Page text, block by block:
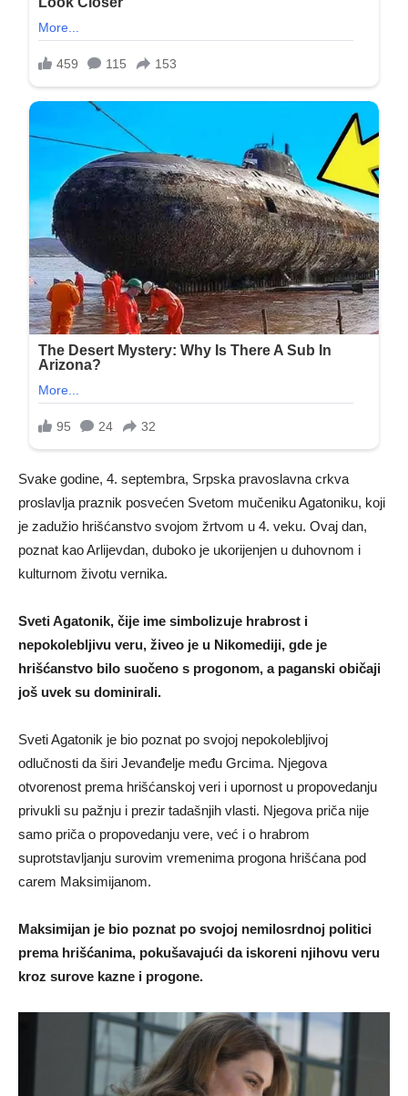
Svake godine, 4. septembra, Srpska pravoslavna crkva
proslavlja praznik posvećen Svetom mučeniku Agatoniku, koji
je zadužio hrišćanstvo svojom žrtvom u 4. veku. Ovaj dan,
poznat kao Arlijevdan, duboko je ukorijenjen u duhovnom i
kulturnom životu vernika.
Sveti Agatonik, čije ime simbolizuje hrabrost i
nepokolebljivu veru, živeo je u Nikomediji, gde je
hrišćanstvo bilo suočeno s progonom, a paganski običaji
još uvek su dominirali.
Sveti Agatonik je bio poznat po svojoj nepokolebljivoj
odlučnosti da širi Jevanđelje među Grcima. Njegova
otvorenost prema hrišćanskoj veri i upornost u propovedanju
privukli su pažnju i prezir tadašnjih vlasti. Njegova priča nije
samo priča o propovedanju vere, već i o hrabrom
suprotstavljanju surovim vremenima progona hrišćana pod
carem Maksimijanom.
Maksimijan je bio poznat po svojoj nemilosrdnoj politici
prema hrišćanima, pokušavajući da iskoreni njihovu veru
kroz surove kazne i progone.